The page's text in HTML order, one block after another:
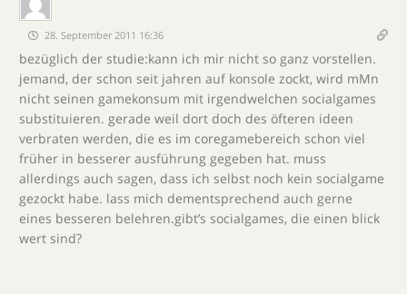
28. September 2011 16:36
bezüglich der studie:kann ich mir nicht so ganz vorstellen.
jemand, der schon seit jahren auf konsole zockt, wird mMn
nicht seinen gamekonsum mit irgendwelchen socialgames
substituieren. gerade weil dort doch des öfteren ideen
verbraten werden, die es im coregamebereich schon viel
früher in besserer ausführung gegeben hat. muss
allerdings auch sagen, dass ich selbst noch kein socialgame
gezockt habe. lass mich dementsprechend auch gerne
eines besseren belehren.gibt’s socialgames, die einen blick
wert sind?